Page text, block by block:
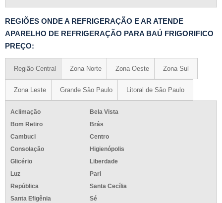
REGIÕES ONDE A REFRIGERAÇÃO E AR ATENDE
APARELHO DE REFRIGERAÇÃO PARA BAÚ FRIGORIFICO
PREÇO:
Região Central Zona Norte Zona Oeste Zona Sul
Zona Leste Grande São Paulo Litoral de São Paulo
Aclimação
Bela Vista
Bom Retiro
Brás
Cambuci
Centro
Consolação
Higienópolis
Glicério
Liberdade
Luz
Pari
República
Santa Cecília
Santa Efigênia
Sé